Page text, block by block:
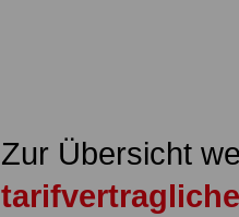
Zur Übersicht